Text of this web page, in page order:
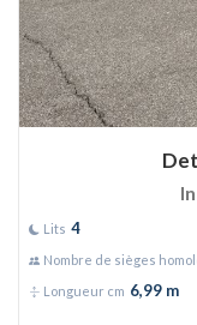
Lits 4
Nombre de sièges
Longueur cm 6,99 m